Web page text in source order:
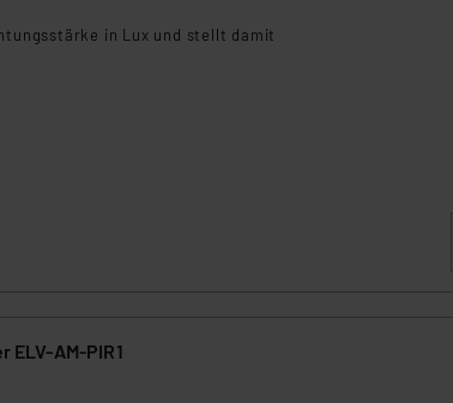
bedeutet, dass die USA als Land mit unzureichendem
das Risiko, dass US-Behörden personenbezogene
Klagemöglichkeiten für Europäer bestehen.
der Europäischen
in Lux und stellt damit
AM-PIR1